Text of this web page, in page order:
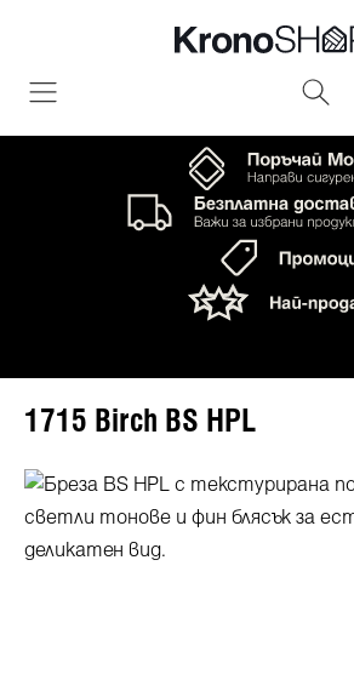
съдържание
1715 Birch BS HPL
Пропуснете галерия с изображения